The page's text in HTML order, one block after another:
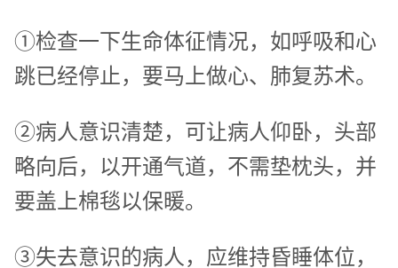
①检查一下生命体征情况，如呼吸和心
跳已经停止，要马上做心、肺复苏术。
②病人意识清楚，可让病人仰卧，头部
略向后，以开通气道，不需垫枕头，并
要盖上棉毯以保暖。
③失去意识的病人，应维持昏睡体位，